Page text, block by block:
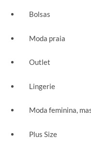
Bolsas
Moda praia
Outlet
Lingerie
Moda feminina,
Plus Size